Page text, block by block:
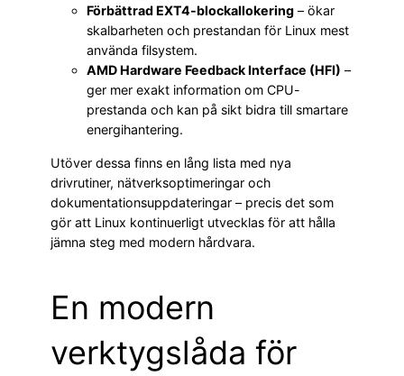
Förbättrad EXT4-blockallokering – ökar
skalbarheten och prestandan för Linux mest
använda filsystem.
AMD Hardware Feedback Interface (HFI) –
ger mer exakt information om CPU-
prestanda och kan på sikt bidra till smartare
energihantering.
Utöver dessa finns en lång lista med nya
drivrutiner, nätverksoptimeringar och
dokumentationsuppdateringar – precis det som
gör att Linux kontinuerligt utvecklas för att hålla
jämna steg med modern hårdvara.
En modern
verktygslåda för